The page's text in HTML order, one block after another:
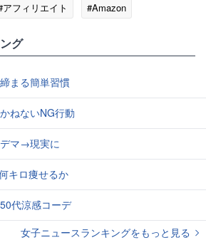
アフィリエイト #Amazon
グ
まる簡単習慣
ねないNG行動
デマ→現実に
キロ痩せるか
代涼感コーデ
女子ニュースランキングをもっと見る